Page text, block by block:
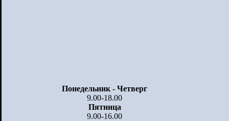
Понедельник - Четверг
9.00-18.00
Пятница
9.00-16.00